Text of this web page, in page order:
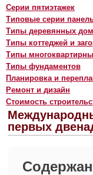
Серии пятиэтажек
Типовые серии
Типы деревянных
Типы коттеджей и
Типы
Типы фундаментов
Планировка и
Ремонт и дизайн
Стоимость
первых